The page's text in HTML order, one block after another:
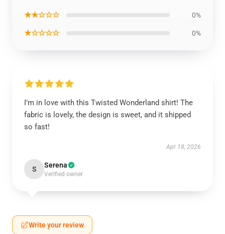
★★☆☆☆ 0%
★☆☆☆☆ 0%
I’m in love with this Twisted Wonderland shirt! The
fabric is lovely, the design is sweet, and it shipped
so fast!
Apr 18, 2026
S Serena
Verified owner
Write your review